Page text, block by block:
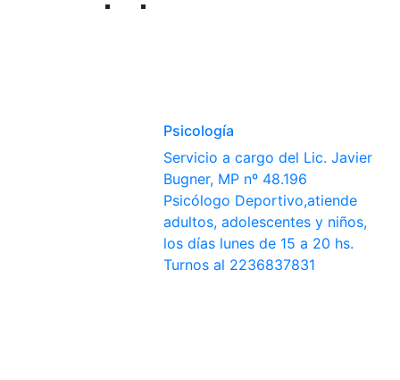
Psicología
Servicio a cargo del Lic. Javier
Bugner, MP nº 48.196
Psicólogo Deportivo,atiende
adultos, adolescentes y niños,
los días lunes de 15 a 20 hs.
Turnos al 2236837831